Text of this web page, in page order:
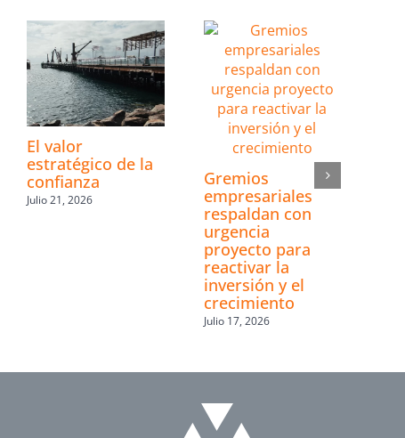
El valor
estratégico de la
confianza
Julio 21, 2026
Gremios
empresariales
respaldan con
urgencia
proyecto para
reactivar la
inversión y el
crecimiento
Julio 17, 2026